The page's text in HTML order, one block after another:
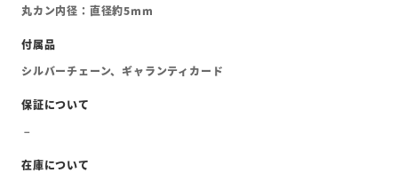
丸カン内径：直径約5mm
シルバーチェーン、ギャランティカード